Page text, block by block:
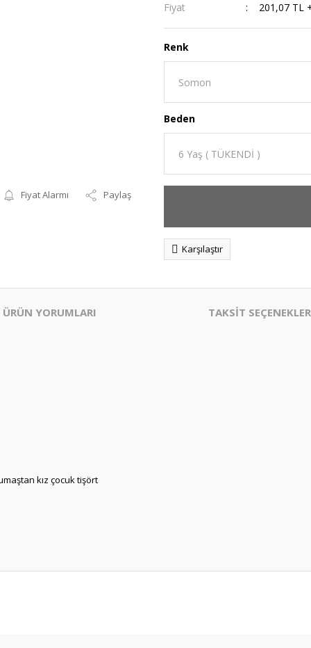
Fiyat Alarmı Paylaş
Fiyat
201,07 TL
Renk
Beden
Karşılaştır
ÜRÜN YORUMLARI TAKSİT
kız çocuk tişört